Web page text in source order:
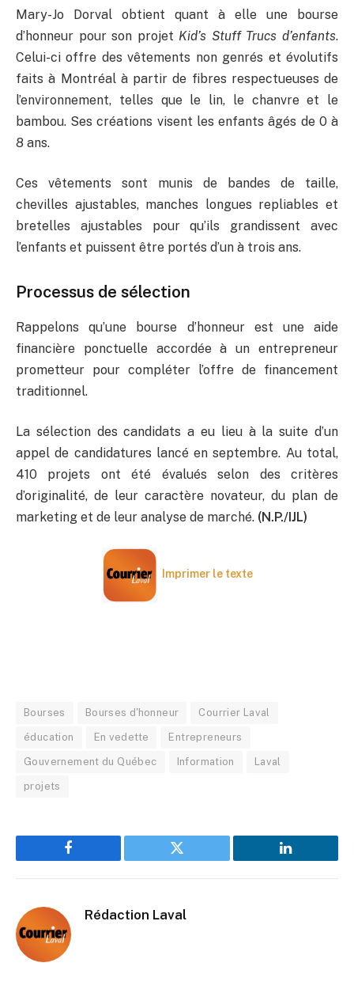
Mary-Jo Dorval obtient quant à elle une bourse
d’honneur pour son projet Kid’s Stuff Trucs d’enfants.
Celui-ci offre des vêtements non genrés et évolutifs
faits à Montréal à partir de fibres respectueuses de
l’environnement, telles que le lin, le chanvre et le
bambou. Ses créations visent les enfants âgés de 0 à
8 ans.
Ces vêtements sont munis de bandes de taille,
chevilles ajustables, manches longues repliables et
bretelles ajustables pour qu’ils grandissent avec
l’enfants et puissent être portés d’un à trois ans.
Processus de sélection
Rappelons qu’une bourse d’honneur est une aide
financière ponctuelle accordée à un entrepreneur
prometteur pour compléter l’offre de financement
traditionnel.
La sélection des candidats a eu lieu à la suite d’un
appel de candidatures lancé en septembre. Au total,
410 projets ont été évalués selon des critères
d’originalité, de leur caractère novateur, du plan de
marketing et de leur analyse de marché. (N.P./IJL)
Imprimer le texte
Bourses Bourses d'honneur Courrier Laval
éducation En vedette Entrepreneurs
Gouvernement du Québec Information Laval
projets
Facebook Twitter LinkedIn
Rédaction Laval